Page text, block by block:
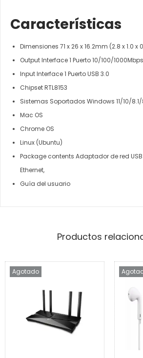
Características
Dimensiones 71 x 26 x 16.2mm (2.8 x 1.0 x
Output Interface 1 Puerto 10/100/
Input Interface 1 Puerto USB 3.0
Chipset RTL8153
Sistemas Soportados Windows 11/10/
Mac OS
Chrome OS
Linux (Ubuntu)
Package contents Adaptador de red
Ethernet,
Guía del usuario
Productos
Agotado